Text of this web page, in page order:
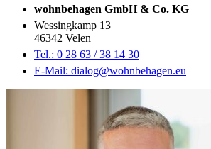
wohnbehagen GmbH & Co. KG
Wessingkamp 13
46342 Velen
Tel.: 0 28 63 / 38 14 30
E-Mail: dialog@wohnbehagen.eu